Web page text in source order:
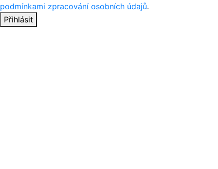
podmínkami zpracování osobních údajů.
Přihlásit